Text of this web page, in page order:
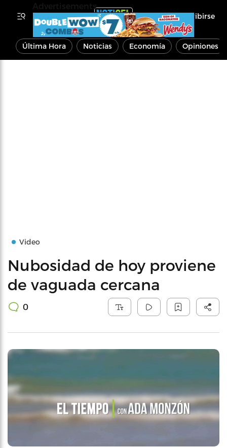
Inscribirse
Última Hora Noticias Economía Opiniones
Video
Nubosidad de hoy proviene
de vaguada cercana
0
Advertisements